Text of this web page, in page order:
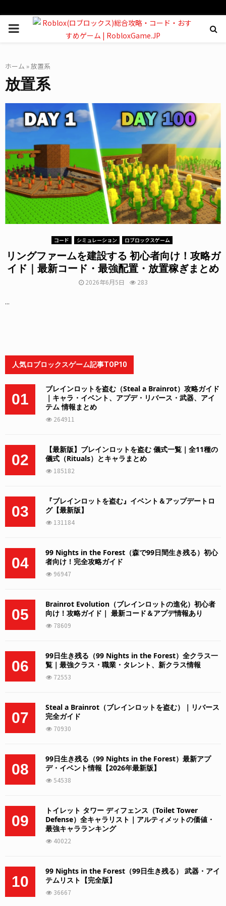
PRIMARY
ホーム »放置系
放置系
コード シミュレーション ロブロックスゲーム
リングファームを建設する 初心者向け！攻略ガ
イド｜最新コード・最強配置・放置稼ぎまとめ
2026年6月5日 283
...
人気ロブロックスゲーム記事TOP10
01
ブレインロットを盗む（Steal a Brainrot）攻略ガイド
｜キャラ・イベント、アプデ・リバース・武器、アイ
テム 情報まとめ
264911
02
【最新版】ブレインロットを盗む 儀式一覧｜全11種の
儀式（Rituals）とキャラまとめ
185182
03
『ブレインロットを盗む』イベント＆アップデートロ
グ【最新版】
131184
04
99 Nights in the Forest（森で99日間生き残る）初心
者向け！完全攻略ガイド
96947
05
Brainrot Evolution（ブレインロットの進化）初心者
向け！攻略ガイド｜ 最新コード＆アプデ情報あり
78609
06
99日生き残る（99 Nights in the Forest）全クラス一
覧｜最強クラス・職業・タレント、新クラス情報
72553
07
Steal a Brainrot（ブレインロットを盗む）｜リバース
完全ガイド
70930
08
99日生き残る（99 Nights in the Forest）最新アプ
デ・イベント情報【2026年最新版】
54538
09
トイレット タワー ディフェンス（Toilet Tower
Defense）全キャラリスト｜アルティメットの価値・
最強キャラランキング
40022
10
99 Nights in the Forest（99日生き残る） 武器・アイ
テムリスト【完全版】
36667